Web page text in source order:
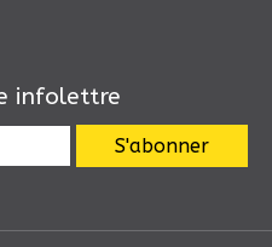
infolettre
S'abonner